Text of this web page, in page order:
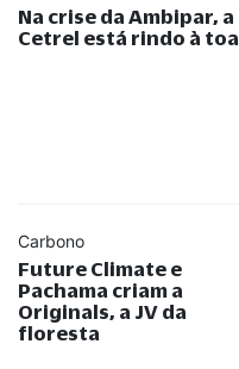
Na crise da Ambipar, a
Cetrel está rindo à toa
Carbono
Future Climate e
Pachama criam a
Originals, a JV da
floresta